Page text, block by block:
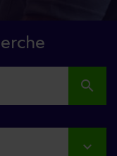
search